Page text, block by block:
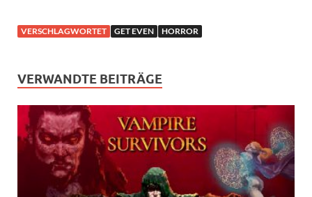
VERSCHLAGWORTET GET EVEN HORROR
VERWANDTE BEITRÄGE